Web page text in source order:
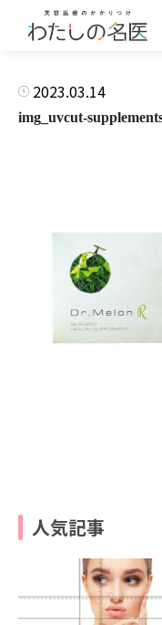
2023.03.14
img_uvcut-
人気記事